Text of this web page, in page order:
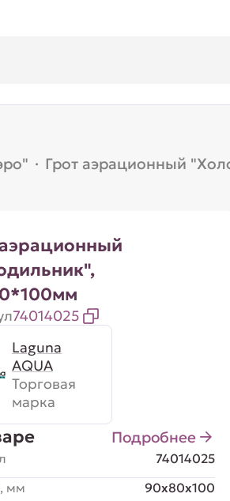
· Грот аэрационный
74014025
Laguna
AQUA
Торговая
марка
Подробнее
74014025
мм
90x80x100